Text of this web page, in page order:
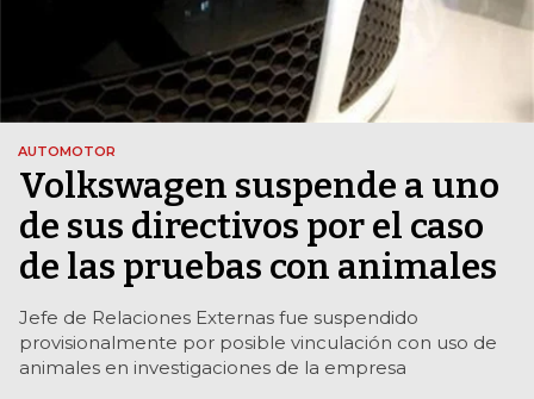
AUTOMOTOR
Volkswagen suspende a uno
de sus directivos por el caso
de las pruebas con animales
Jefe de Relaciones Externas fue suspendido
provisionalmente por posible vinculación con uso de
animales en investigaciones de la empresa